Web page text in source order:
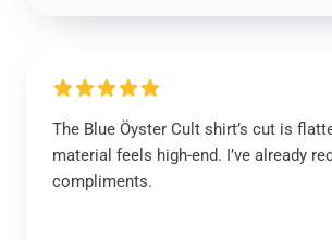
The Blue Öyster Cult shirt’s cut is
material feels high-end. I’ve already
compliments.